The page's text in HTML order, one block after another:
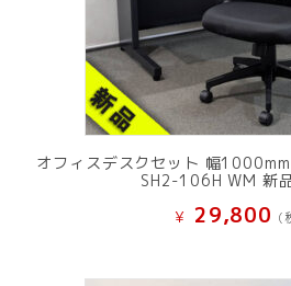
オフィスデスクセット 幅
SH2-106H WM 新
¥ 29,800 (